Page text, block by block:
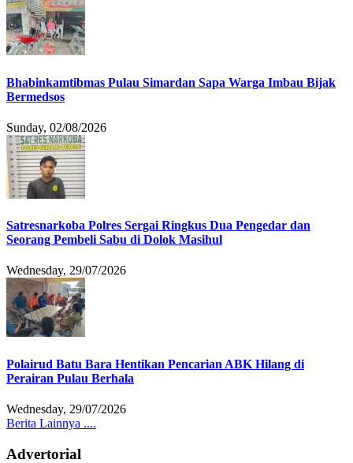
Bhabinkamtibmas Pulau Simardan Sapa Warga Imbau Bijak
Bermedsos
Sunday, 02/08/2026
Satresnarkoba Polres Sergai Ringkus Dua Pengedar dan
Seorang Pembeli Sabu di Dolok Masihul
Wednesday, 29/07/2026
Polairud Batu Bara Hentikan Pencarian ABK Hilang di
Perairan Pulau Berhala
Wednesday, 29/07/2026
Berita Lainnya ....
Advertorial